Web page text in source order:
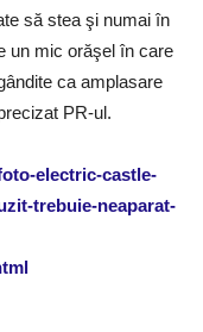
să stea şi numai în
un mic orăşel în care
ca amplasare
PR-ul.
electric-castle-
trebuie-neaparat-